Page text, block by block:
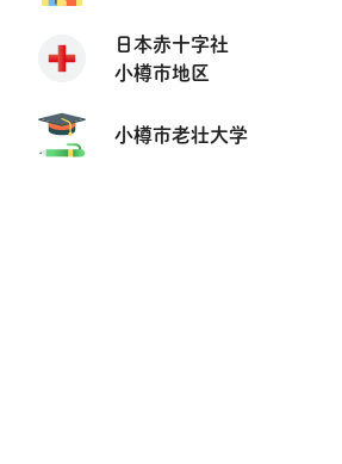
日本赤十字社
小樽市地区
小樽市老壮大学